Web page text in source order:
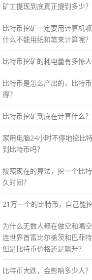
矿工提现到底真正提到多少？
比特币挖矿一定要用计算机
什么不能用纸和笔来计算呢？
比特币挖矿的耗电量有多惊人
比特币是怎么产出的，比特
得？
比特币挖矿到底在计算什么？
家用电脑24小时不停地挖比
到比特币吗？
按照现在的算法，挖一个比
久时间？
21万一个的比特币，自己能
为什么无数人都在做空和唱空
连世界首富比尔盖茨和巴菲特
但是比特币价格还是飙升？
比特币大跌，会影响多少人？